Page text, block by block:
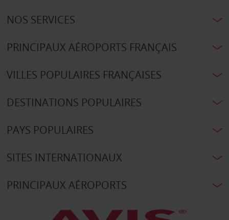
NOS SERVICES
PRINCIPAUX AÉROPORTS FRANÇAIS
VILLES POPULAIRES FRANÇAISES
DESTINATIONS POPULAIRES
PAYS POPULAIRES
SITES INTERNATIONAUX
PRINCIPAUX AÉROPORTS